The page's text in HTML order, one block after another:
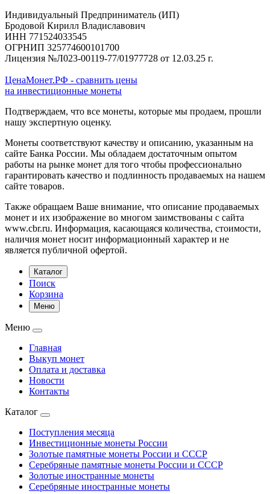
Индивидуальный Предприниматель (ИП)
Бродовой Кирилл Владиславович
ИНН 771524033545
ОГРНИП 325774600101700
Лицензия №Л023-00119-77/01977728 от 12.03.25 г.
ЦенаМонет.РФ - сравнить цены
на инвестиционные монеты
Подтверждаем, что все монеты, которые мы продаем, прошли
нашу экспертную оценку.
Монеты соответствуют качеству и описанию, указанным на
сайте Банка России. Мы обладаем достаточным опытом
работы на рынке монет для того чтобы профессионально
гарантировать качество и подлинность продаваемых на нашем
сайте товаров.
Также обращаем Ваше внимание, что описание продаваемых
монет и их изображение во многом заимствованы с сайта
www.cbr.ru. Информация, касающаяся количества, стоимости,
наличия монет носит информационный характер и не
является публичной офертой.
Каталог
Поиск
Корзина
Меню
Меню
Главная
Выкуп монет
Оплата и доставка
Новости
Контакты
Каталог
Поступления месяца
Инвестиционные монеты России
Золотые памятные монеты России и СССР
Серебряные памятные монеты России и СССР
Золотые иностранные монеты
Серебряные иностранные монеты